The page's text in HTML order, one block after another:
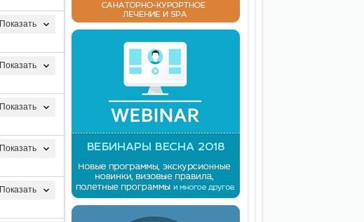
Показать
Показать
Показать
Показать
Показать